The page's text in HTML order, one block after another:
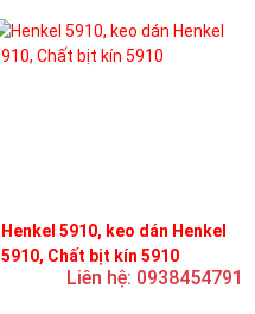
Henkel 5910, keo dán Henkel
5910, Chất bịt kín 5910
Liên hệ: 0938454791